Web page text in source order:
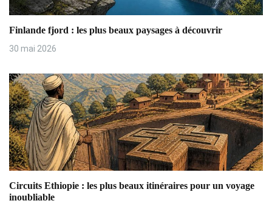
n
d
l
’
a
r
t
i
Finlande fjord : les plus beaux paysages à découvrir
30 mai 2026
Circuits Ethiopie : les plus beaux itinéraires pour un voyage
inoubliable